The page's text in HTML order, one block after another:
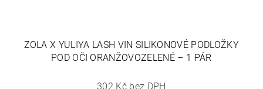
ZOLA X YULIYA LASH VIN SILIKONOVÉ PODLOŽKY
POD OČI ORANŽOVOZELENÉ – 1 PÁR
302 Kč bez DPH